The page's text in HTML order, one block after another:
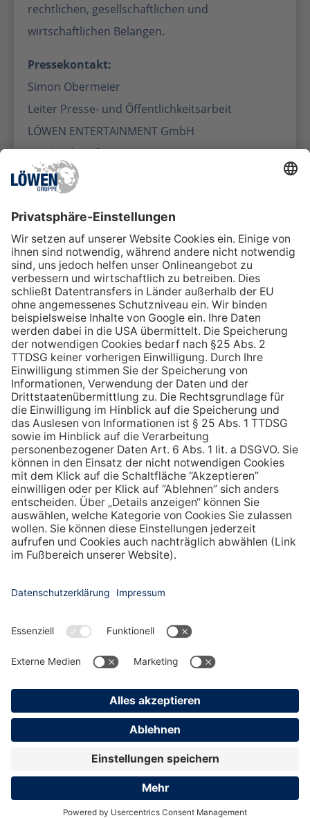
rechtlichen, gesellschaftlichen und
wirtschaftlichen Belangen.
Pressekontakt:
Simon Obermeier
Leiter Presse- und Öffentlichkeitsarbeit
LÖWEN ENTERTAINMENT GmbH
Saarlandstraße 240
55411 Bingen
Tel.: +49 6721 407-266
Mobil: +49 151 11138395
E-Mail: pr@loewen.de
Medien
zurück
EXPLORE
Verantwortung
Karriere
Einkauf
E-Invoicing
Copyright © 2026
All rights reserved
COOKIE-EINSTELLUNGEN